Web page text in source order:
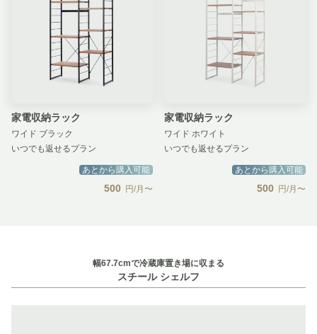
家電収納ラック
ワイド ブラック
いつでも返せるプラン
あとから購入可能
500 円/月〜
家電収納ラック
ワイド ホワイト
いつでも返せるプラン
あとから購入可能
500 円/月〜
幅67.7cmで冷蔵庫置き場に収まる
スチール シェルフ